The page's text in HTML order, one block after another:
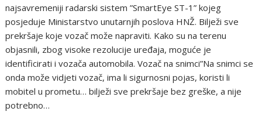
najsavremeniji radarski sistem ”SmartEye ST-1” kojeg
posjeduje Ministarstvo unutarnjih poslova HNŽ. Bilježi sve
prekršaje koje vozač može napraviti. Kako su na terenu
objasnili, zbog visoke rezolucije uređaja, moguće je
identificirati i vozača automobila. Vozač na snimci”Na snimci se
onda može vidjeti vozač, ima li sigurnosni pojas, koristi li
mobitel u prometu… bilježi sve prekršaje bez greške, a nije
potrebno…